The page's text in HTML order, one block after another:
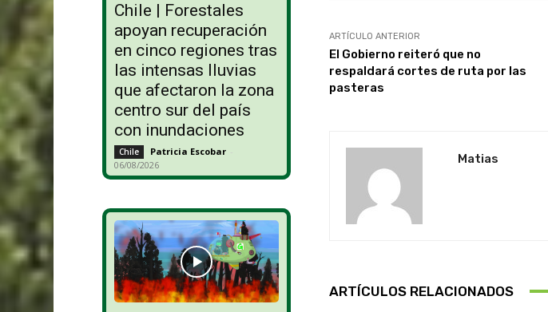
Chile | Forestales
apoyan recuperación
en cinco regiones tras
las intensas lluvias
que afectaron la zona
centro sur del país
con inundaciones
Chile Patricia Escobar -
06/08/2026
ARTÍCULO ANTERIOR
El Gobierno reiteró que no
respaldará cortes de ruta por las
pasteras
Matias
ARTÍCULOS RELACIONADOS